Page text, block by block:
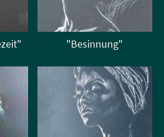
"Besinnung"